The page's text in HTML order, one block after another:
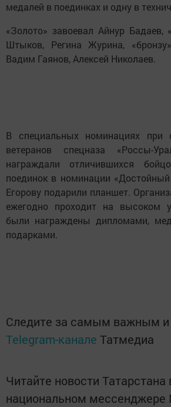
медалей в поединках и одну в
«Золото» завоевал Айнур Бадаев,
Штыков, Регина Журина,
Вадим Гаянов, Алексей Николаев.
В специальных номинациях при
ветеранов спецназа «Россы-
награждали отличившихся
поединок в номинации
Егорову подарили планшет.
ежегодно проходит на высоком
были награждены дипломами,
подарками.
Следите за самым важным
Telegram-канале Татмедиа
Читайте новости Татарстана
национальном мессенджере